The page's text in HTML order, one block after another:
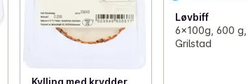
Kylling med krydder
Løvbiff
6x100g, 600 g,
Grilstad